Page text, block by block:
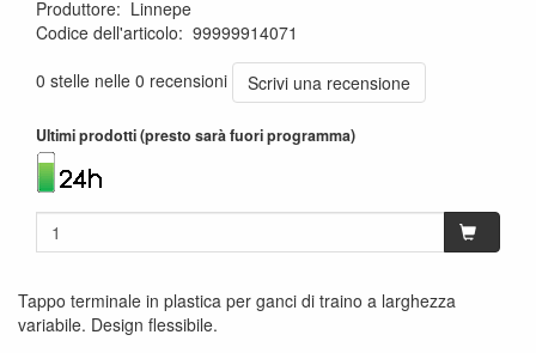
Produttore: Linnepe
Codice dell'articolo: 99999914071
0 stelle nelle 0 recensioni
Scrivi una recensione
Ultimi prodotti (presto sarà fuori programma)
Tappo terminale in plastica per ganci di traino a larghezza
variabile. Design flessibile.